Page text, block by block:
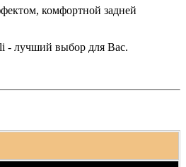
комфортной задней
- лучший выбор для Вас.